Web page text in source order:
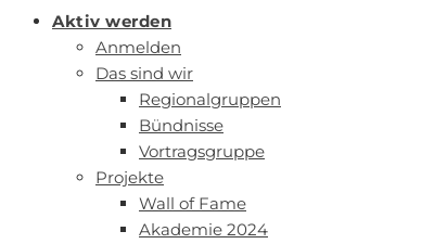
Aktiv werden
Anmelden
Das sind wir
Regionalgruppen
Bündnisse
Vortragsgruppe
Projekte
Wall of Fame
Akademie 2024